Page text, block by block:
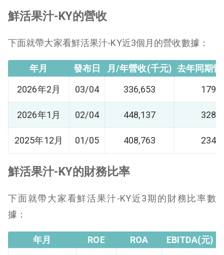
鮮活果汁-KY的營收
下面就帶大家看鮮活果汁-KY近3個月的營收數據：
年月 發布日 月/年營收(千元) 去年同期
2026年2月
03/04 336,653
2026年1月 02/04 448,137
2025年12月 01/05 408,763
鮮活果汁-KY的財務比率
下面就帶大家看鮮活果汁-KY近3期的財務比率數
據：
年月 ROE ROA EBITDA(元)